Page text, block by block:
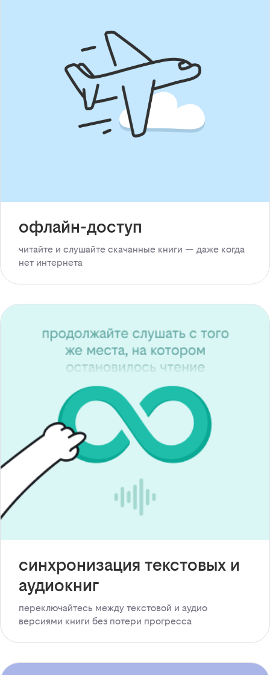
офлайн-доступ
читайте и слушайте скачанные книги — даже когда
нет интернета
синхронизация текстовых и
аудиокниг
переключайтесь между текстовой и аудио
версиями книги без потери прогресса